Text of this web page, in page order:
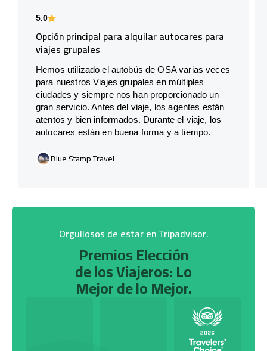
5.0
Opción principal para alquilar autocares para
viajes grupales
Hemos utilizado el autobús de OSA varias veces
para nuestros Viajes grupales en múltiples
ciudades y siempre nos han proporcionado un
gran servicio. Antes del viaje, los agentes están
atentos y bien informados. Durante el viaje, los
autocares están en buena forma y a tiempo.
Blue Stamp Travel
Orgullosos de estar en Tripadvisor.
Premios Elección
de los Viajeros: Lo
Mejor de lo Mejor.